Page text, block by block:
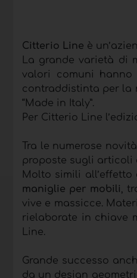
Citterio Line è
La grande varietà di
valori comuni hanno
contraddistinta per la
“Made in Italy”.
Per Citterio Line
Tra le numerose
proposte sugli articoli
Molto simili
maniglie per mobili,
vive e massicce.
rielaborate in chiave
Line.
Grande successo
da un design